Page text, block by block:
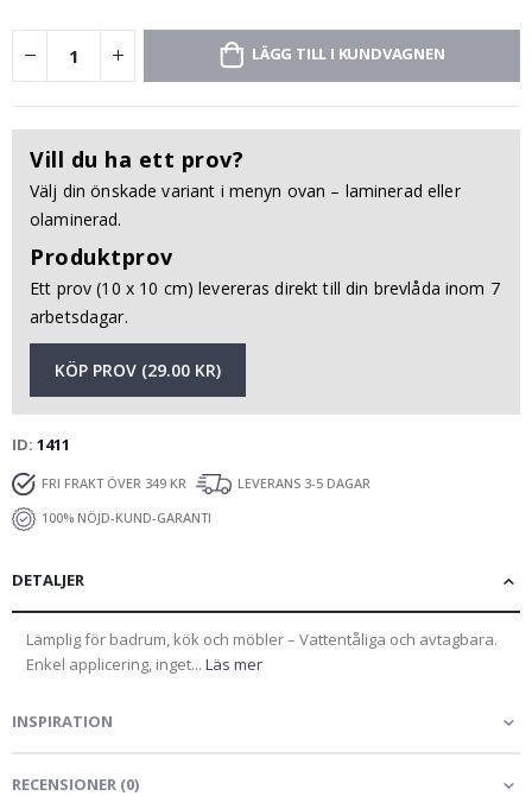
LÄGG TILL I KUNDVAGNEN
Vill du ha ett prov?
Välj din önskade variant i menyn ovan – laminerad eller
olaminerad.
Produktprov
Ett prov (10 x 10 cm) levereras direkt till din brevlåda inom 7
arbetsdagar.
KÖP PROV (29.00 KR)
ID 1411
FRI FRAKT ÖVER 349 KR
LEVERANS 3-5 DAGAR
100% NÖJD-KUND-GARANTI
DETALJER
Lämplig för badrum, kök och möbler – Vattentåliga och avtagbara.
Enkel applicering, inget... Läs mer
INSPIRATION
RECENSIONER (0)